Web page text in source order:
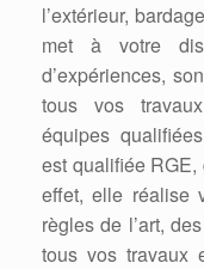
l’extérieur,
met à votre
d’expériences,
tous vos
équipes
est qualifiée
effet, elle réalise
règles de l’art,
tous vos travaux